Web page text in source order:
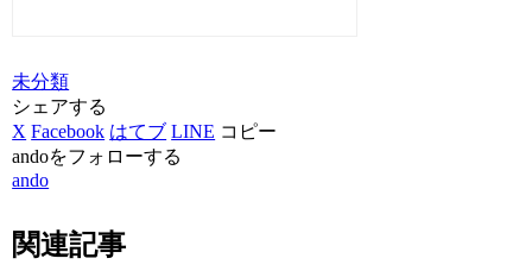
未分類
シェアする
X Facebook はてブ LINE コピー
andoをフォローする
ando
関連記事